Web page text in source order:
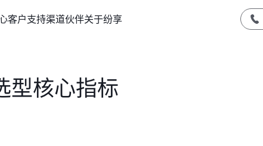
客户支持渠道伙伴关于纷享
型核心指标